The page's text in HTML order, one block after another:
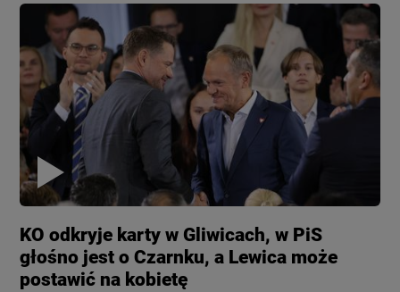
KO odkryje karty w Gliwicach, w PiS
głośno jest o Czarnku, a Lewica może
postawić na kobietę